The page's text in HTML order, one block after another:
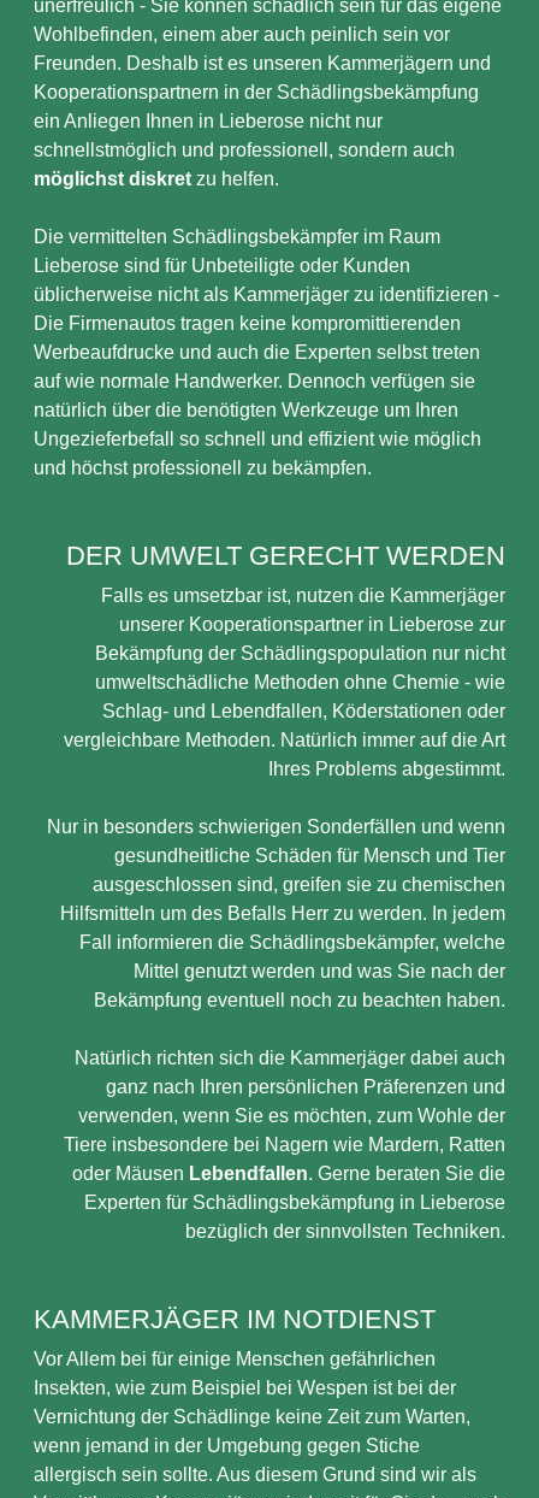
unerfreulich - Sie können schädlich sein für das eigene
Wohlbefinden, einem aber auch peinlich sein vor
Freunden. Deshalb ist es unseren Kammerjägern und
Kooperationspartnern in der Schädlingsbekämpfung
ein Anliegen Ihnen in Lieberose nicht nur
schnellstmöglich und professionell, sondern auch
möglichst diskret zu helfen.
Die vermittelten Schädlingsbekämpfer im Raum
Lieberose sind für Unbeteiligte oder Kunden
üblicherweise nicht als Kammerjäger zu identifizieren -
Die Firmenautos tragen keine kompromittierenden
Werbeaufdrucke und auch die Experten selbst treten
auf wie normale Handwerker. Dennoch verfügen sie
natürlich über die benötigten Werkzeuge um Ihren
Ungezieferbefall so schnell und effizient wie möglich
und höchst professionell zu bekämpfen.
DER UMWELT GERECHT WERDEN
Falls es umsetzbar ist, nutzen die Kammerjäger
unserer Kooperationspartner in Lieberose zur
Bekämpfung der Schädlingspopulation nur nicht
umweltschädliche Methoden ohne Chemie - wie
Schlag- und Lebendfallen, Köderstationen oder
vergleichbare Methoden. Natürlich immer auf die Art
Ihres Problems abgestimmt.
Nur in besonders schwierigen Sonderfällen und wenn
gesundheitliche Schäden für Mensch und Tier
ausgeschlossen sind, greifen sie zu chemischen
Hilfsmitteln um des Befalls Herr zu werden. In jedem
Fall informieren die Schädlingsbekämpfer, welche
Mittel genutzt werden und was Sie nach der
Bekämpfung eventuell noch zu beachten haben.
Natürlich richten sich die Kammerjäger dabei auch
ganz nach Ihren persönlichen Präferenzen und
verwenden, wenn Sie es möchten, zum Wohle der
Tiere insbesondere bei Nagern wie Mardern, Ratten
oder Mäusen Lebendfallen. Gerne beraten Sie die
Experten für Schädlingsbekämpfung in Lieberose
bezüglich der sinnvollsten Techniken.
KAMMERJÄGER IM NOTDIENST
Vor Allem bei für einige Menschen gefährlichen
Insekten, wie zum Beispiel bei Wespen ist bei der
Vernichtung der Schädlinge keine Zeit zum Warten,
wenn jemand in der Umgebung gegen Stiche
allergisch sein sollte. Aus diesem Grund sind wir als